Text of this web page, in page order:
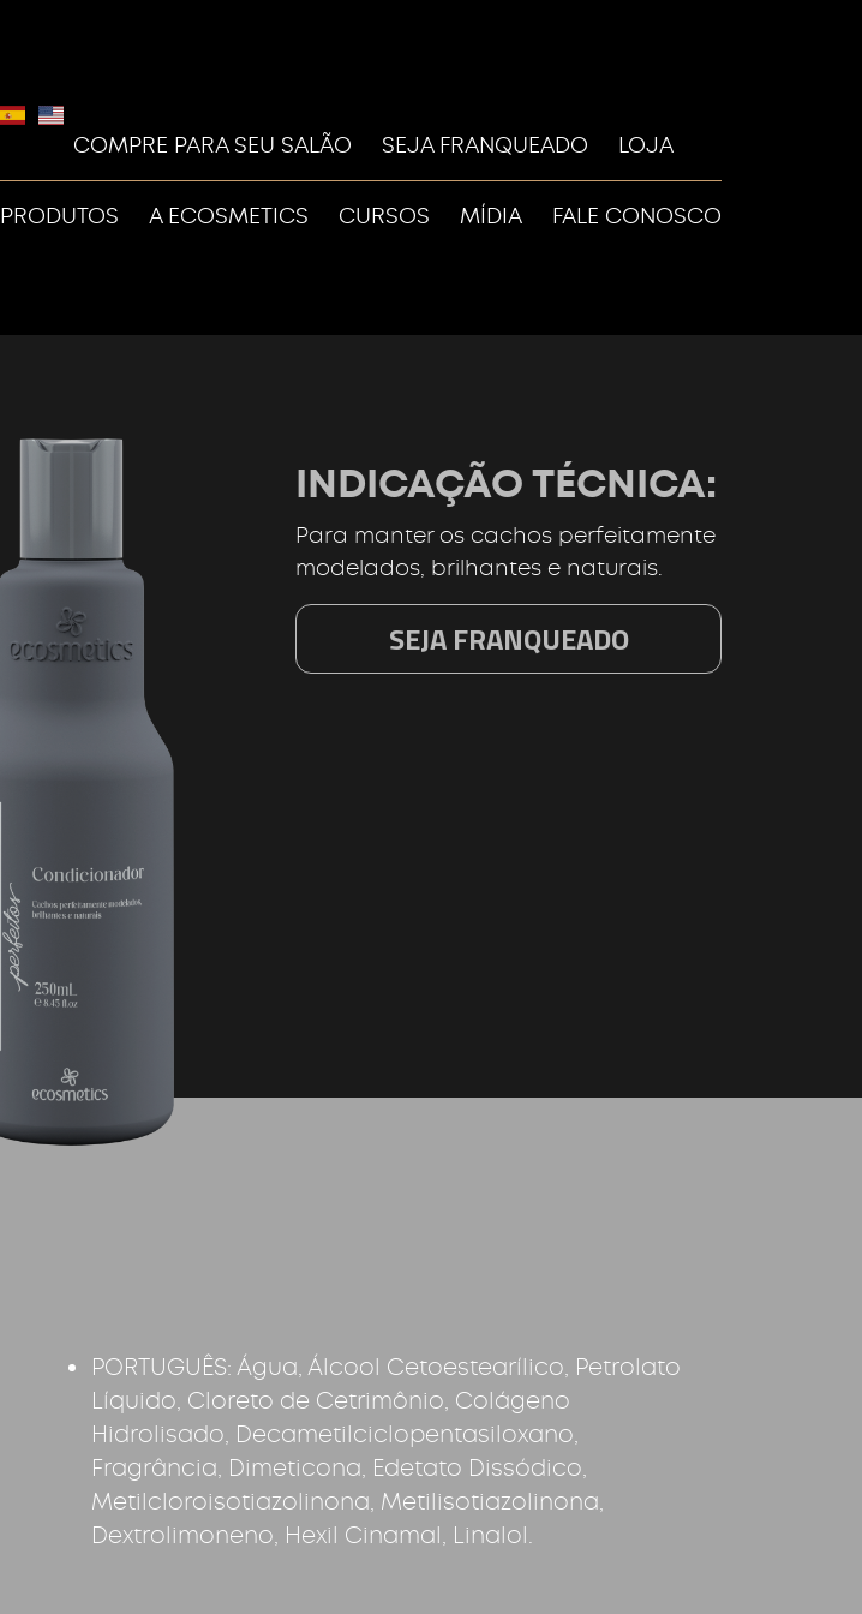
COMPRE PARA SEU SALÃO SEJA FRANQUEADO LOJA
PRODUTOS A ECOSMETICS CURSOS MÍDIA FALE CONOSCO
INDICAÇÃO TÉCNICA:
Para manter os cachos perfeitamente
modelados, brilhantes e naturais.
SEJA FRANQUEADO
PORTUGUÊS: Água, Álcool Cetoestearílico, Petrolato
Líquido, Cloreto de Cetrimônio, Colágeno
Hidrolisado, Decametilciclopentasiloxano,
Fragrância, Dimeticona, Edetato Dissódico,
Metilcloroisotiazolinona, Metilisotiazolinona,
Dextrolimoneno, Hexil Cinamal, Linalol.